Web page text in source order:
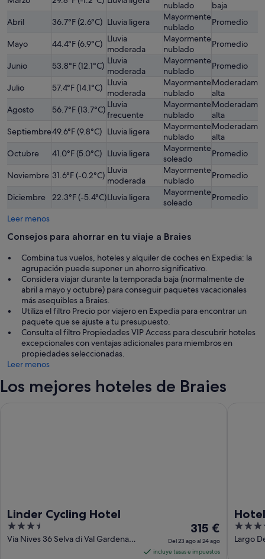
nublado
baja
Abril
36.7°F (2.6°C) Lluvia ligera
Mayormente
nublado
Promedio
Mayo 44.4°F (6.9°C) Lluvia
moderada
Mayormente
nublado
Promedio
Junio 53.8°F (12.1°C) Lluvia
moderada
Mayormente
nublado
Promedio
Julio 57.4°F (14.1°C) Lluvia
moderada
Mayormente
nublado
alta
Agosto
56.7°F (13.7°C) Lluvia
frecuente
Mayormente
nublado
alta
Septiembre49.6°F (9.8°C) Lluvia ligera
Mayormente
nublado
alta
Octubre
41.0°F (5.0°C) Lluvia ligera
Mayormente
soleado
Promedio
Noviembre 31.6°F (-0.2°C) Lluvia
moderada
Mayormente
nublado
Promedio
Diciembre 22.3°F (-5.4°C)Lluvia ligera
Mayormente
soleado
Promedio
Leer menos
Consejos para ahorrar en tu viaje a Braies
Combina tus vuelos, hoteles y alquiler de coches en Expedia: la
agrupación puede suponer un ahorro significativo.
Considera viajar durante la temporada baja (normalmente de
abril a mayo y octubre) para conseguir paquetes vacacionales
más asequibles a Braies.
Utiliza el filtro Precio por viajero en Expedia para encontrar un
paquete que se ajuste a tu presupuesto.
Consulta el filtro Propiedades VIP Access para descubrir hoteles
excepcionales con ventajas adicionales para miembros en
propiedades seleccionadas.
Leer menos
Los mejores hoteles de Braies
Linder Cycling Hotel
3.5
out
Via Nives 36 Selva di Val Gardena
El
precio
es
315 €
Del 23 ago al 24 ago
incluye tasas e impuestos
4
out
Largo